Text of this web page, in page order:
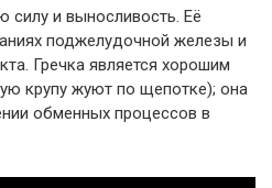
силу и выносливость. Её
поджелудочной железы и
Гречка является хорошим
крупу жуют по щепотке); она
обменных процессов в